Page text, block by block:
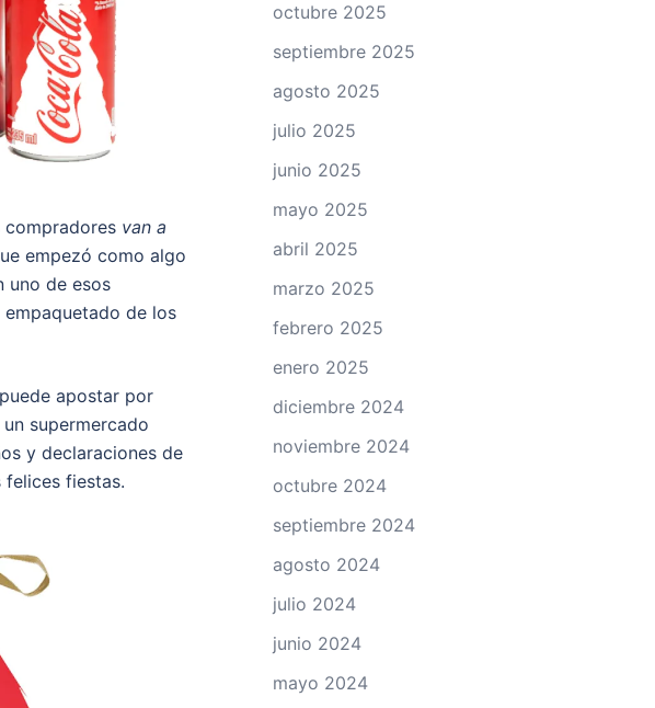
compradores van a
empezó como algo
uno de esos
de los
apostar por
supermercado
y declaraciones de
felices fiestas.
octubre 2025
septiembre 2025
agosto 2025
julio 2025
junio 2025
mayo 2025
abril 2025
marzo 2025
febrero 2025
enero 2025
diciembre 2024
noviembre 2024
octubre 2024
septiembre 2024
agosto 2024
julio 2024
junio 2024
mayo 2024